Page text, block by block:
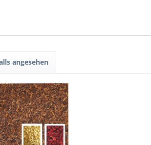
angesehen